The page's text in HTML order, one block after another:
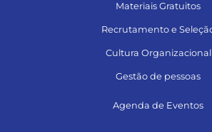
Materiais Gratuitos
Recrutamento e
Cultura Organizacional
Gestão de pessoas
Agenda de Eventos